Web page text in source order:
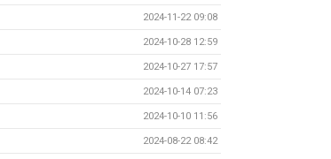
2024-11-22 09:08
2024-10-28 12:59
2024-10-27 17:57
2024-10-14 07:23
2024-10-10 11:56
2024-08-22 08:42